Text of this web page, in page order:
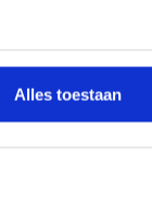
Alles toestaan